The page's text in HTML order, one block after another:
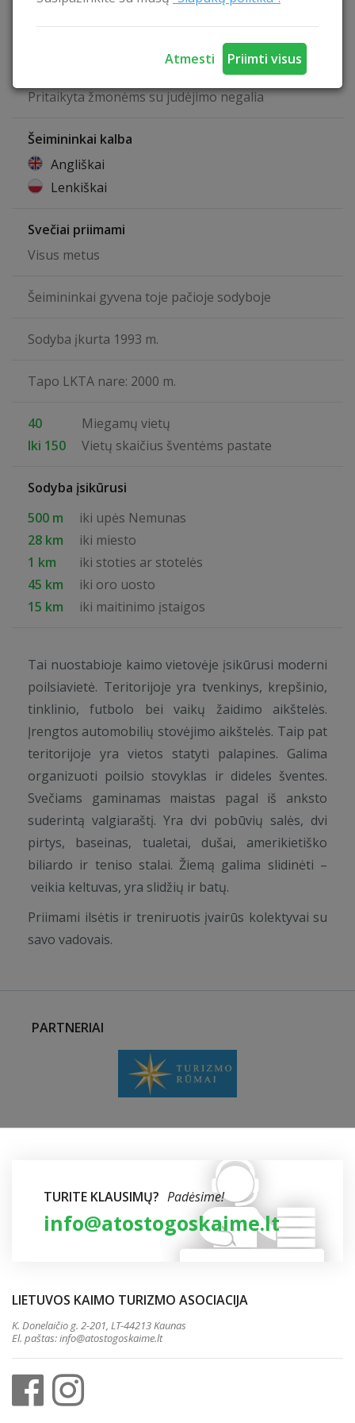
Atmesti Priimti visus
Maitinimo paslauga
Baseinas patalpoje
Pritaikyta žmonėms su judėjimo negalia
Šeimininkai kalba
Angliškai
Lenkiškai
Svečiai priimami
Visus metus
Šeimininkai gyvena toje pačioje sodyboje
Sodyba įkurta 1993 m.
Tapo LKTA nare: 2000 m.
40
Miegamų vietų
Iki 150
Vietų skaičius šventėms pastate
Sodyba įsikūrusi
500 m
iki upės Nemunas
28 km
iki miesto
1 km
iki stoties ar stotelės
45 km
iki oro uosto
15 km
iki maitinimo įstaigos
Tai nuostabioje kaimo vietovėje įsikūrusi moderni
poilsiavietė. Teritorijoje yra tvenkinys, krepšinio,
tinklinio, futbolo bei vaikų žaidimo aikštelės.
Įrengtos automobilių stovėjimo aikštelės. Taip pat
teritorijoje yra vietos statyti palapines. Galima
organizuoti poilsio stovyklas ir dideles šventes.
Svečiams gaminamas maistas pagal iš anksto
suderintą valgiaraštį. Yra dvi pobūvių salės, dvi
pirtys, baseinas, tualetai, dušai, amerikietiško
biliardo ir teniso stalai. Žiemą galima slidinėti –
veikia keltuvas, yra slidžių ir batų.
Priimami ilsėtis ir treniruotis įvairūs kolektyvai su
savo vadovais.
PARTNERIAI
TURITE KLAUSIMŲ? Padėsime!
info@atostogoskaime.lt
LIETUVOS KAIMO TURIZMO ASOCIACIJA
K. Donelaičio g. 2-201, LT-44213 Kaunas
El. paštas:info@atostogoskaime.lt